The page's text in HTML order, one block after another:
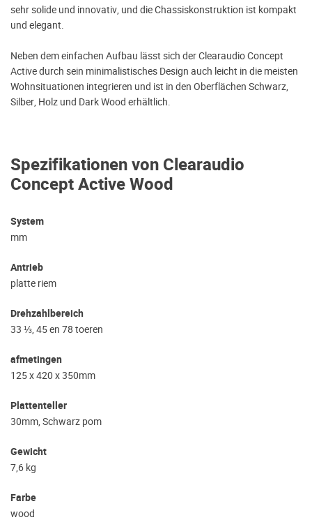
Spezifikationen von Clearaudio
Concept Active Wood
System
mm
Antrieb
platte riem
Drehzahlbereich
33 ⅓, 45 en 78 toeren
afmetingen
125 x 420 x 350mm
Plattenteller
30mm, Schwarz pom
Gewicht
7,6 kg
Farbe
wood
sehr solide und innovativ, und die Chassiskonstruktion ist kompakt
und elegant.
Neben dem einfachen Aufbau lässt sich der Clearaudio Concept
Active durch sein minimalistisches Design auch leicht in die meisten
Wohnsituationen integrieren und ist in den Oberflächen Schwarz,
Silber, Holz und Dark Wood erhältlich.